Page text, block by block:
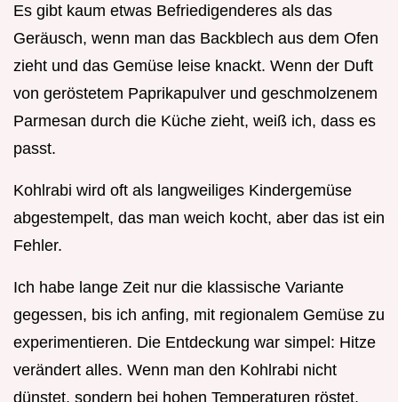
Es gibt kaum etwas Befriedigenderes als das
Geräusch, wenn man das Backblech aus dem Ofen
zieht und das Gemüse leise knackt. Wenn der Duft
von geröstetem Paprikapulver und geschmolzenem
Parmesan durch die Küche zieht, weiß ich, dass es
passt.
Kohlrabi wird oft als langweiliges Kindergemüse
abgestempelt, das man weich kocht, aber das ist ein
Fehler.
Ich habe lange Zeit nur die klassische Variante
gegessen, bis ich anfing, mit regionalem Gemüse zu
experimentieren. Die Entdeckung war simpel: Hitze
verändert alles. Wenn man den Kohlrabi nicht
dünstet, sondern bei hohen Temperaturen röstet,